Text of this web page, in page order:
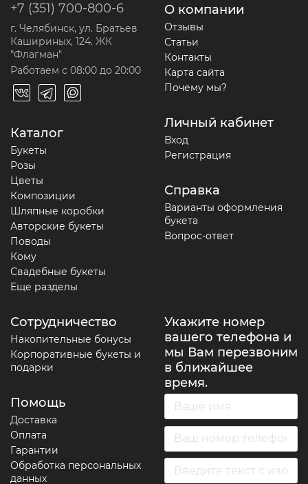
+7 (351) 700-800-6
г. Челябинск, ул. Братьев
Кашириных, 124. ЖК
"Флагман"
Работаем с 08:00 до 20:00
Каталог
Букеты
Розы
Цветы
Композиции
Шляпные коробки
Авторские букеты
Поводы
Кому
Свадебные букеты
Еще разделы
О компании
Отзывы
Статьи
Контакты
Карта сайта
Почему мы?
Личный кабинет
Вход
Регистрация
Справка
Варианты оформления
букета
Вопрос-ответ
Сотрудничество
Накопительные бонусы
Корпоративные букеты и
подарки
Помощь
Доставка
Оплата
Гарантии
Обработка персональных
данных
Укажите номер
вашего телефона и
мы Вам перезвоним
в ближайшее
время.